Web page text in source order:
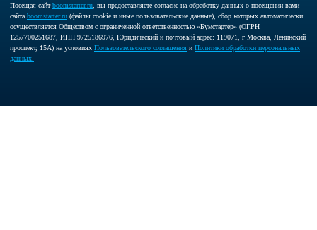
Посещая сайтboomstarter.ru , вы предоставляете согласие на обработку данных о посещении вами
сайта boomstarter.ru (файлы cookie и иные пользовательские данные), сбор которых автоматически
осуществляется Обществом с ограниченной ответственностью «Бумстартер» (ОГРН
1257700251687, ИНН 9725186976, Юридический и почтовый адрес: 119071, г Москва, Ленинский
проспект, 15А) на условиях Пользовательского соглашения и Политики обработки персональных
данных.